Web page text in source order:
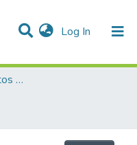
Log In (current)
1. Publicaciones y eventos institucionales